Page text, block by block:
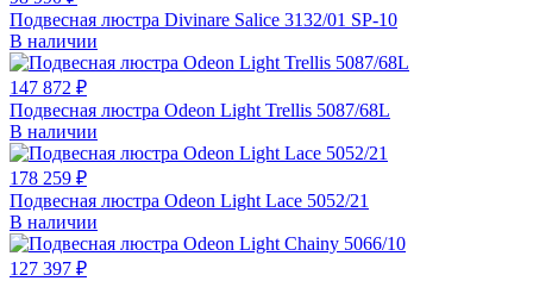
Подвесная люстра Divinare Salice 3132/01 SP-10
В наличии
147 872 ₽
Подвесная люстра Odeon Light Trellis 5087/68L
В наличии
178 259 ₽
Подвесная люстра Odeon Light Lace 5052/21
В наличии
127 397 ₽